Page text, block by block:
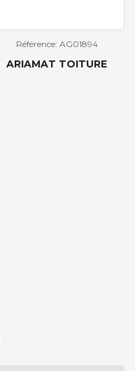
Référence: AG01894
ARIAMAT TOITURE